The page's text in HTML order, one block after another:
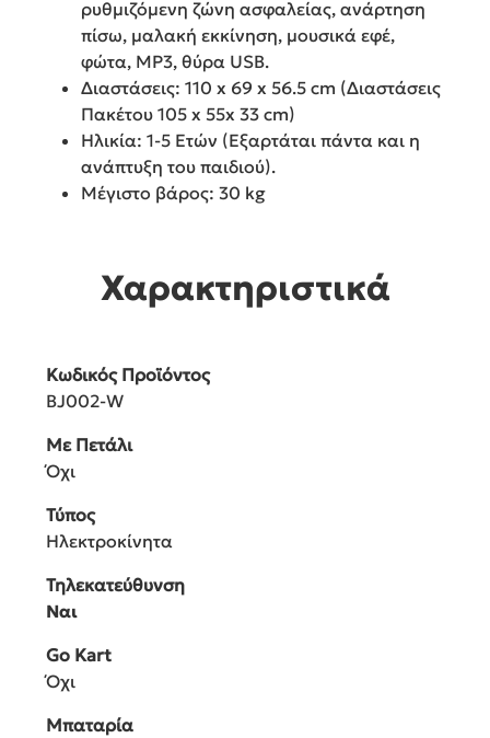
ρυθμιζόμενη ζώνη ασφαλείας, ανάρτηση
πίσω, μαλακή εκκίνηση, μουσικά εφέ,
φώτα, MP3, θύρα USB.
Διαστάσεις: 110 x 69 x 56.5 cm (Διαστάσεις
Πακέτου 105 x 55x 33 cm)
Ηλικία: 1-5 Ετών (Εξαρτάται πάντα και η
ανάπτυξη του παιδιού).
Μέγιστο βάρος: 30 kg
Χαρακτηριστικά
Κωδικός Προϊόντος
BJ002-W
Με Πετάλι
Όχι
Τύπος
Ηλεκτροκίνητα
Τηλεκατεύθυνση
Ναι
Go Kart
Όχι
Μπαταρία